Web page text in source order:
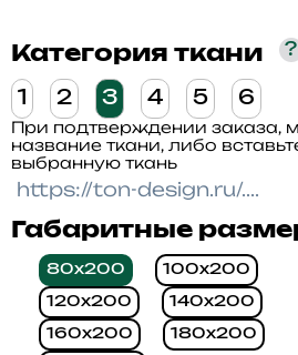
Категория ткани ?
1 2 3 4 5 6
При подтверждении заказа,
название ткани, либо
выбранную ткань
Габаритные
80x200 100x200
120x200 140x200
160x200 180x200